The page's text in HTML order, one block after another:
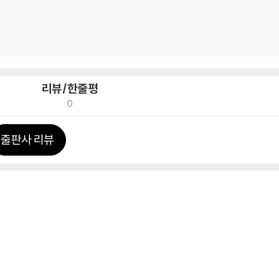
리뷰/한줄평
0
출판사 리뷰